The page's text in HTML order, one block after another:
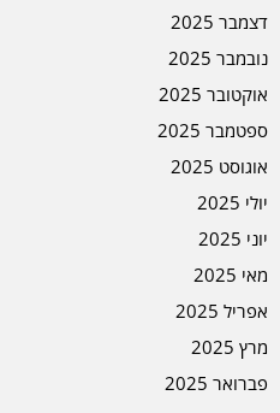
דצמבר 2025
נובמבר 2025
אוקטובר 2025
ספטמבר 2025
אוגוסט 2025
יולי 2025
יוני 2025
מאי 2025
אפריל 2025
מרץ 2025
פברואר 2025